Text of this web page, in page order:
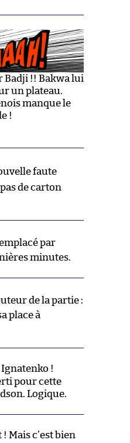
Badji !! Bakwa lui
un plateau.
manque le
!
faute
de carton
par
minutes.
de la partie :
place à
Ignatenko !
pour cette
Logique.
Mais c’est bien